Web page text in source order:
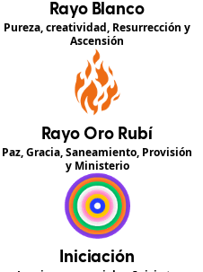
Rayo Blanco
Pureza, creatividad, Resurrección y
Ascensión
Rayo Oro Rubí
Paz, Gracia, Saneamiento, Provisión
y Ministerio
Iniciación